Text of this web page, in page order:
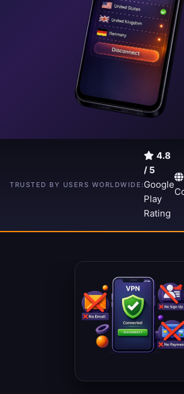
TRUSTED BY USERS WORLDWIDE:
15,000+
4.8
/ 5
Google
Play
Rating